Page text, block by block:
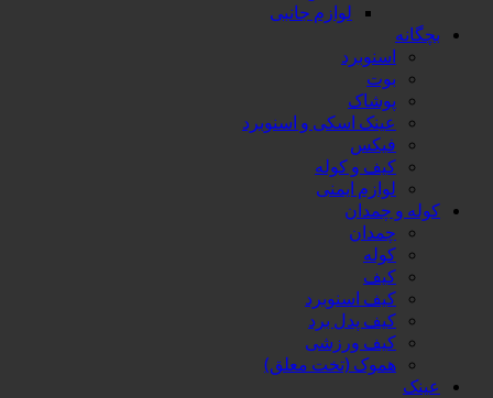
لوازم جانبی
بچگانه
اسنوبرد
بوت
پوشاک
عینک اسکی و اسنوبرد
فیکس
کیف و کوله
لوازم ایمنی
کوله و چمدان
چمدان
کوله
کیف
کیف اسنوبرد
کیف پدل برد
کیف ورزشی
هموک (تخت معلق)
عینک